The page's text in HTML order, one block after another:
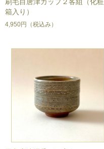
箱入り）
4,950円 （税込み）